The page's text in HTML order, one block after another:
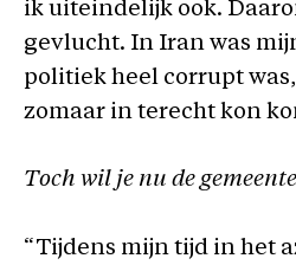
ik uiteindelijk ook.
gevlucht. In Iran was
politiek heel corrupt
zomaar in terecht kon
Toch wil je nu de
“Tijdens mijn tijd in het